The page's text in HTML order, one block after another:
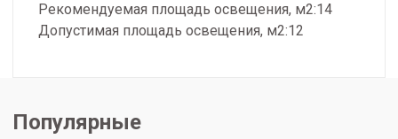
Рекомендуемая площадь освещения, м2:14
Допустимая площадь освещения, м2:12
Популярные